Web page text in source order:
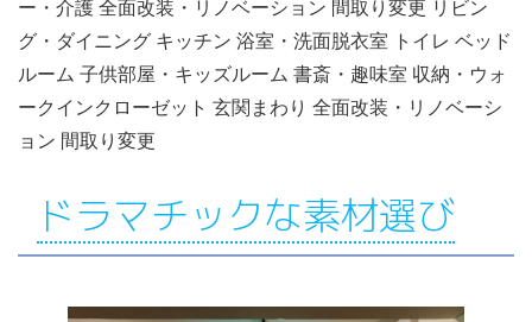
ー・介護 全面改装・リノベーション 間取り変更 リビン
グ・ダイニング キッチン 浴室・洗面脱衣室 トイレ ベッド
ルーム 子供部屋・キッズルーム 書斎・趣味室 収納・ウォ
ークインクローゼット 玄関まわり 全面改装・リノベーシ
ョン 間取り変更
ドラマチックな素材選び